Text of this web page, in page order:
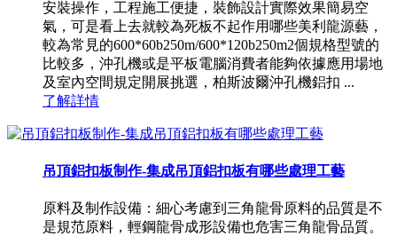
安裝操作，工程施工便捷，裝飾設計實際效果簡易空
氣，可是看上去就較為死板不起作用哪些美利龍源藝，
較為常見的600*60b250m/600*120b250m2個規格型號的
比較多，沖孔機或是平板電腦消費者能夠依據應用場地
及室內空間規定開展挑選，柏斯波爾沖孔機鋁扣 ...
了解詳情
吊頂鋁扣板制作-集成吊頂鋁扣板有哪些處理工藝
原料及制作設備：細心考慮到三角龍骨原料的品質是不
是規范原料，輕鋼龍骨成形設備也危害三角龍骨品質。